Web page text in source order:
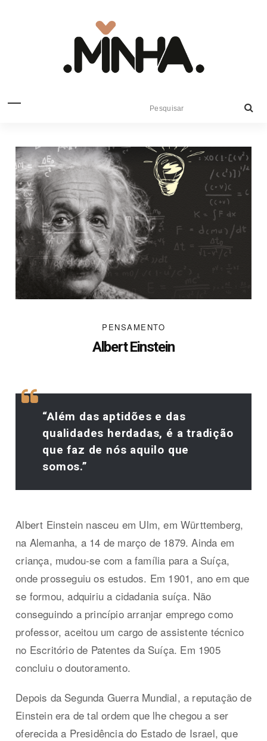
PENSAMENTO
Albert Einstein
“Além das aptidões e das
qualidades herdadas, é a tradição
que faz de nós aquilo que
somos.”
Albert Einstein nasceu em Ulm, em Württemberg,
na Alemanha, a 14 de março de 1879. Ainda em
criança, mudou-se com a família para a Suíça,
onde prosseguiu os estudos. Em 1901, ano em que
se formou, adquiriu a cidadania suíça. Não
conseguindo a princípio arranjar emprego como
professor, aceitou um cargo de assistente técnico
no Escritório de Patentes da Suíça. Em 1905
concluiu o doutoramento.
Depois da Segunda Guerra Mundial, a reputação de
Einstein era de tal ordem que lhe chegou a ser
oferecida a Presidência do Estado de Israel, que